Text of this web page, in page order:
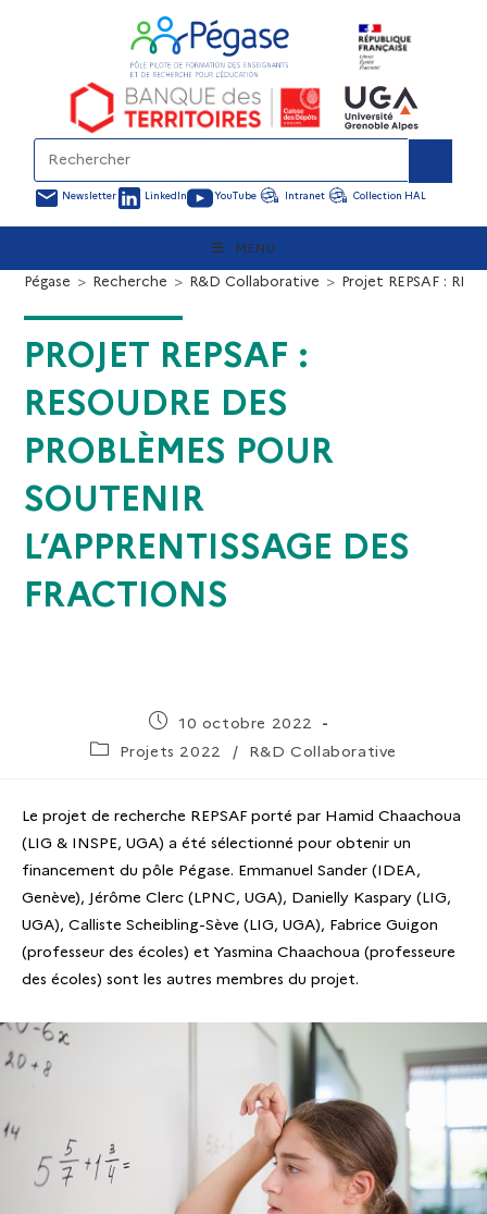
Newsletter LinkedIn YouTube Intranet Collection HAL
MENU
PROJET REPSAF :
RESOUDRE DES
PROBLÈMES POUR
SOUTENIR
L’APPRENTISSAGE DES
FRACTIONS
Pégase > Recherche > R&D Collaborative > Projet REPSAF :
10 octobre 2022
Projets 2022
/ R&D Collaborative
Le projet de recherche REPSAF porté par Hamid Chaachoua
(LIG & INSPE, UGA) a été sélectionné pour obtenir un
financement du pôle Pégase. Emmanuel Sander (IDEA,
Genève), Jérôme Clerc (LPNC, UGA), Danielly Kaspary (LIG,
UGA), Calliste Scheibling-Sève (LIG, UGA), Fabrice Guigon
(professeur des écoles) et Yasmina Chaachoua (professeure
des écoles) sont les autres membres du projet.